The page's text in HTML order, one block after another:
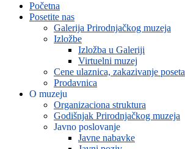
Početna
Posetite nas
Galerija Prirodnjačkog muzeja
Izložbe
Izložba u Galeriji
Virtuelni muzej
Cene ulaznica, zakazivanje poseta
Prodavnica
O muzeju
Organizaciona struktura
Godišnjak Prirodnjačkog muzeja
Javno poslovanje
Javne nabavke